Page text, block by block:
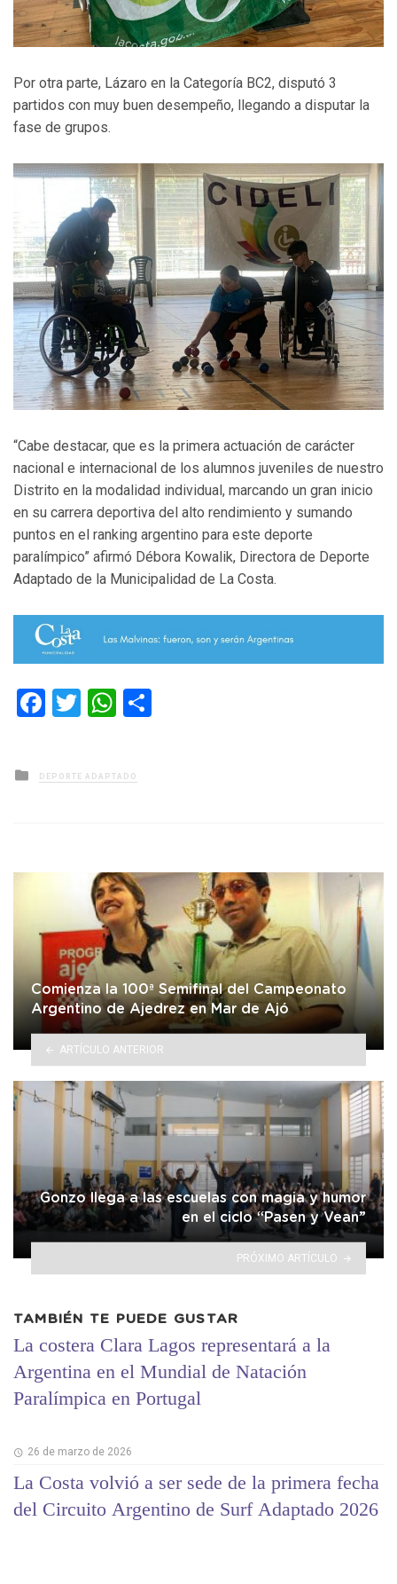
Por otra parte, Lázaro en la Categoría BC2, disputó 3
partidos con muy buen desempeño, llegando a disputar la
fase de grupos.
“Cabe destacar, que es la primera actuación de carácter
nacional e internacional de los alumnos juveniles de nuestro
Distrito en la modalidad individual, marcando un gran inicio
en su carrera deportiva del alto rendimiento y sumando
puntos en el ranking argentino para este deporte
paralímpico” afirmó Débora Kowalik, Directora de Deporte
Adaptado de la Municipalidad de La Costa.
Facebook
TwitterWhatsApp
Posted
in
DEPORTE ADAPTADO
Comienza la 100ª Semifinal del Campeonato
Argentino de Ajedrez en Mar de Ajó
ARTÍCULO ANTERIOR
Gonzo llega a las escuelas con magia y humor
en el ciclo “Pasen y Vean”
PRÓXIMO ARTÍCULO
TAMBIÉN TE PUEDE GUSTAR
La costera Clara Lagos representará a la
Argentina en el Mundial de Natación
Paralímpica en Portugal
26 de marzo de 2026
La Costa volvió a ser sede de la primera fecha
del Circuito Argentino de Surf Adaptado 2026